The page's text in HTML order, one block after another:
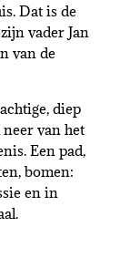
Dat is de
vader Jan
van de
diep
van het
Een pad,
bomen:
en in